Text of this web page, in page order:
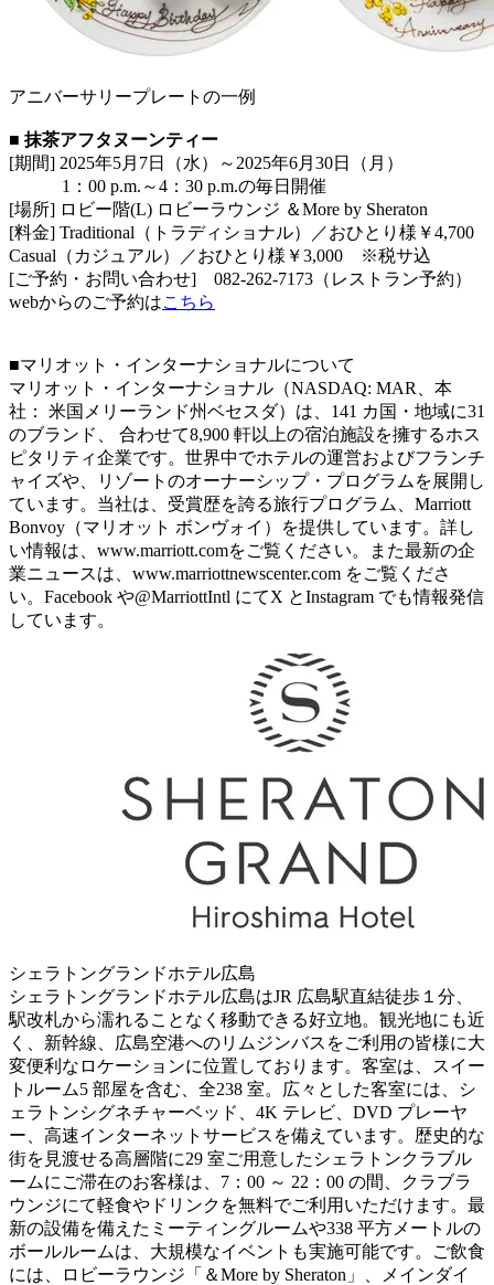
アニバーサリープレートの一例
■ 抹茶アフタヌーンティー
[期間] 2025年5月7日（水）～2025年6月30日（月）
1：00 p.m.～4：30 p.m.の毎日開催
[場所] ロビー階(L) ロビーラウンジ ＆More by Sheraton
[料金] Traditional（トラディショナル）／おひとり様￥4,700
Casual（カジュアル）／おひとり様￥3,000 ※税サ込
[ご予約・お問い合わせ] 082-262-7173（レストラン予約）
webからのご予約はこちら
■マリオット・インターナショナルについて
マリオット・インターナショナル（NASDAQ: MAR、本
社： 米国メリーランド州ベセスダ）は、141 カ国・地域に31
のブランド、 合わせて8,900 軒以上の宿泊施設を擁するホス
ピタリティ企業です。世界中でホテルの運営およびフランチ
ャイズや、リゾートのオーナーシップ・プログラムを展開し
ています。当社は、受賞歴を誇る旅行プログラム、Marriott
Bonvoy（マリオット ボンヴォイ）を提供しています。詳し
い情報は、www.marriott.comをご覧ください。また最新の企
業ニュースは、www.marriottnewscenter.com をご覧くださ
い。Facebook や@MarriottIntl にてX とInstagram でも情報発信
しています。
シェラトングランドホテル広島
シェラトングランドホテル広島はJR 広島駅直結徒歩１分、
駅改札から濡れることなく移動できる好立地。観光地にも近
く、新幹線、広島空港へのリムジンバスをご利用の皆様に大
変便利なロケーションに位置しております。客室は、スイー
トルーム5 部屋を含む、全238 室。広々とした客室には、シ
ェラトンシグネチャーベッド、4K テレビ、DVD プレーヤ
ー、高速インターネットサービスを備えています。歴史的な
街を見渡せる高層階に29 室ご用意したシェラトンクラブル
ームにご滞在のお客様は、7：00 ～ 22：00 の間、クラブラ
ウンジにて軽食やドリンクを無料でご利用いただけます。最
新の設備を備えたミーティングルームや338 平方メートルの
ボールルームは、大規模なイベントも実施可能です。ご飲食
には、ロビーラウンジ「＆More by Sheraton」、メインダイ